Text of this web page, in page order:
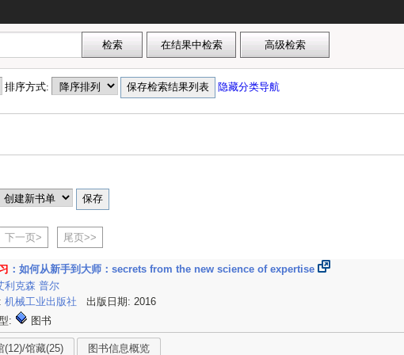
排序方式: 隐藏分类导航
下一页> 尾页>>
：如何从新手到大师：secrets from the new science of expertise
利克森普尔
:机械工业出版社
出版日期: 2016
:
图书
(12)/馆藏(25) 图书信息概览